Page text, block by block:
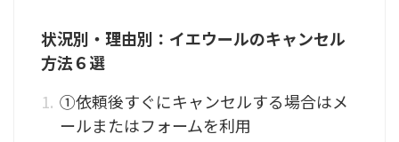
状況別・理由別：イエウールのキャンセル
方法６選
①依頼後すぐにキャンセルする場合はメ
ールまたはフォームを利用